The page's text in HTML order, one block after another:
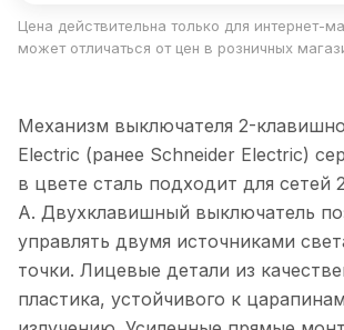
Цена действительна только для интернет-
может отличаться от цен в розничных
Механизм выключателя 2-
Electric (ранее Schneider Electric)
в цвете сталь подходит для сетей
А. Двухклавишный выключатель
управлять двумя источниками
точки. Лицевые детали из
пластика, устойчивого к